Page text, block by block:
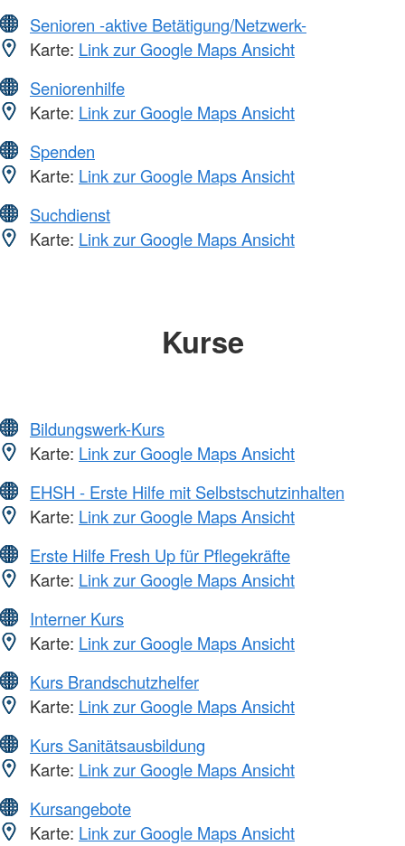
Senioren -aktive Betätigung/Netzwerk-
Karte: Link zur Google Maps Ansicht
Seniorenhilfe
Karte: Link zur Google Maps Ansicht
Spenden
Karte: Link zur Google Maps Ansicht
Suchdienst
Karte: Link zur Google Maps Ansicht
Kurse
Bildungswerk-Kurs
Karte: Link zur Google Maps Ansicht
EHSH - Erste Hilfe mit Selbstschutzinhalten
Karte: Link zur Google Maps Ansicht
Erste Hilfe Fresh Up für Pflegekräfte
Karte: Link zur Google Maps Ansicht
Interner Kurs
Karte: Link zur Google Maps Ansicht
Kurs Brandschutzhelfer
Karte: Link zur Google Maps Ansicht
Kurs Sanitätsausbildung
Karte: Link zur Google Maps Ansicht
Kursangebote
Karte: Link zur Google Maps Ansicht